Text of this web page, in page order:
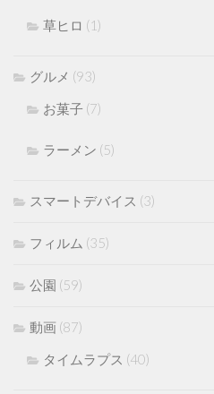
草ヒロ (1)
グルメ (93)
お菓子 (7)
ラーメン (5)
スマートデバイス (3)
フィルム (35)
公園 (59)
動画 (87)
タイムラプス (40)